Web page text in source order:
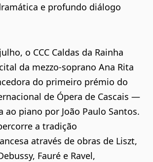
e profundo diálogo
o CCC Caldas da Rainha
da mezzo-soprano Ana Rita
do primeiro prémio do
de Ópera de Cascais —
ao piano por João Paulo Santos.
a tradição
através de obras de Liszt,
Fauré e Ravel,